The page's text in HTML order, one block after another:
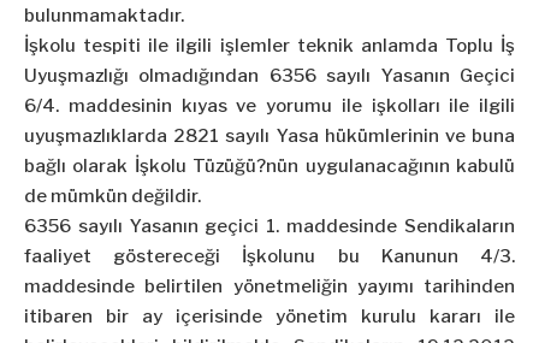
bulunmamaktadır.
İşkolu tespiti ile ilgili işlemler teknik anlamda Toplu İş
Uyuşmazlığı olmadığından 6356 sayılı Yasanın Geçici
6/4. maddesinin kıyas ve yorumu ile işkolları ile ilgili
uyuşmazlıklarda 2821 sayılı Yasa hükümlerinin ve buna
bağlı olarak İşkolu Tüzüğü?nün uygulanacağının kabulü
de mümkün değildir.
6356 sayılı Yasanın geçici 1. maddesinde Sendikaların
faaliyet göstereceği İşkolunu bu Kanunun 4/3.
maddesinde belirtilen yönetmeliğin yayımı tarihinden
itibaren bir ay içerisinde yönetim kurulu kararı ile